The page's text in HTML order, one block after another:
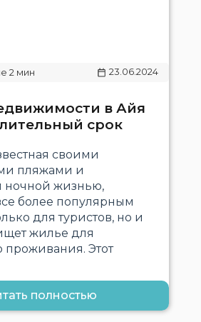
23.06.2024
в Айя
срок
своими
пляжами и
ночной жизнью,
более популярным
для туристов, но и
жилье для
проживания. Этот
полностью